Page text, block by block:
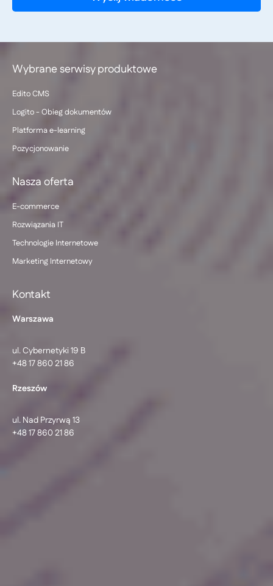
Wybrane serwisy produktowe
Edito CMS
Logito - Obieg dokumentów
Platforma e-learning
Pozycjonowanie
Nasza oferta
E-commerce
Rozwiązania IT
Technologie Internetowe
Marketing Internetowy
Kontakt
Warszawa
ul. Cybernetyki 19 B
+48 17 860 21 86
Rzeszów
ul. Nad Przyrwą 13
+48 17 860 21 86